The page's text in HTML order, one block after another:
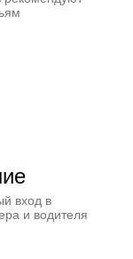
вход в
и водителя